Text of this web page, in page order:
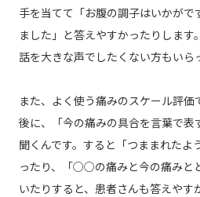
手を当てて「お腹の調子はいかが
ました」と答えやすかったりします
話を大きな声でしたくない方もいら
また、よく使う痛みのスケール評価
後に、「今の痛みの具合を言葉で表
聞くんです。すると「つままれたよ
ったり、「○○の痛みと今の痛みと
いたりすると、患者さんも答えやす